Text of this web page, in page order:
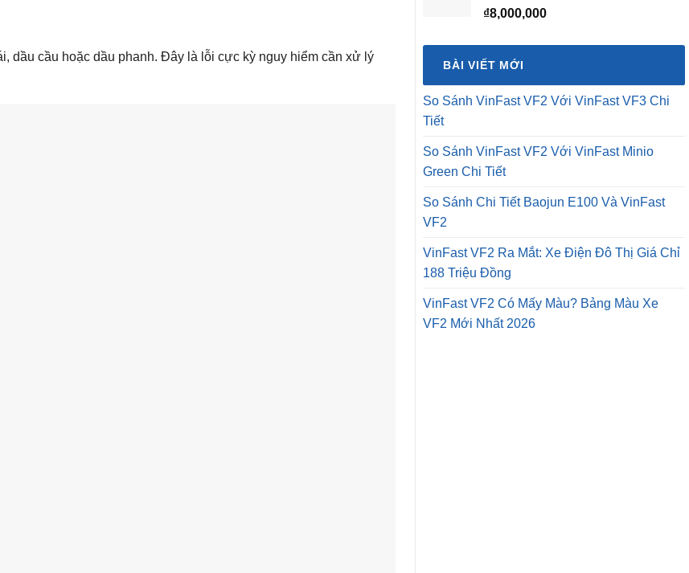
dầu cầu hoặc dầu phanh. Đây là lỗi cực kỳ nguy hiểm cần xử lý
₫8,000,000
BÀI VIẾT MỚI
So Sánh VinFast VF2 Với VinFast VF3 Chi
Tiết
So Sánh VinFast VF2 Với VinFast Minio
Green Chi Tiết
So Sánh Chi Tiết Baojun E100 Và VinFast
VF2
VinFast VF2 Ra Mắt: Xe Điện Đô Thị Giá Chỉ
188 Triệu Đồng
VinFast VF2 Có Mấy Màu? Bảng Màu Xe
VF2 Mới Nhất 2026